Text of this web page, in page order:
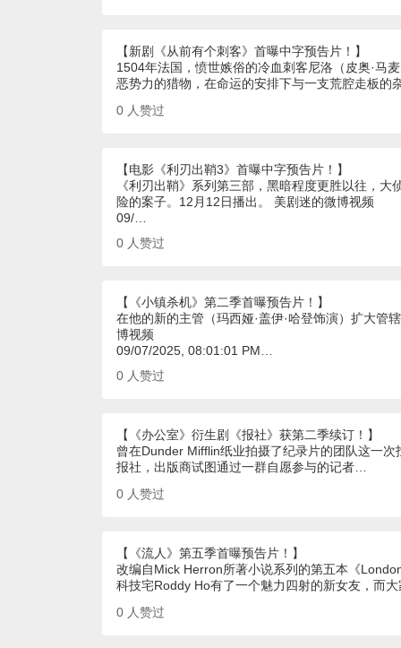
【新剧《从前有个刺客》首曝中字预告片！】
1504年法国，愤世嫉俗的冷血刺客尼洛（皮奥·马
恶势力的猎物，在命运的安排下与一支荒腔走板的
0 人赞过
【电影《利刃出鞘3》首曝中字预告片！】
《利刃出鞘》系列第三部，黑暗程度更胜以往，
险的案子。12月12日播出。 美剧迷的微博视频
09/…
0 人赞过
【《小镇杀机》第二季首曝预告片！】
在他的新的主管（玛西娅·盖伊·哈登饰演）扩大管
博视频
09/07/2025, 08:01:01 PM…
0 人赞过
【《办公室》衍生剧《报社》获第二季续订！】
曾在Dunder Mifflin纸业拍摄了纪录片的团队这一
报社，出版商试图通过一群自愿参与的记者…
0 人赞过
【《流人》第五季首曝预告片！】
改编自Mick Herron所著小说系列的第五本《
科技宅Roddy Ho有了一个魅力四射的新女友，而
0 人赞过